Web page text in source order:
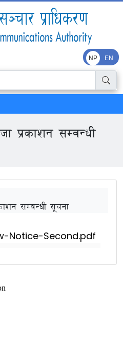
NP EN
प्रकाशन सम्वन्धी
सम्वन्धी सूचना
Notice-Second.pdf